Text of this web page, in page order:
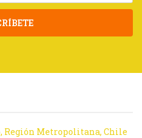
Región Metropolitana, Chile